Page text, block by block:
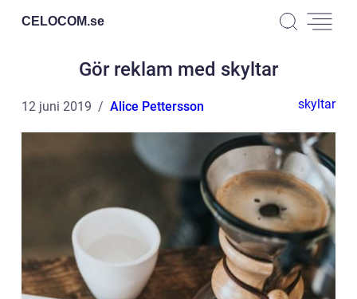
CELOCOM.se
Gör reklam med skyltar
12 juni 2019 Alice Pettersson skyltar